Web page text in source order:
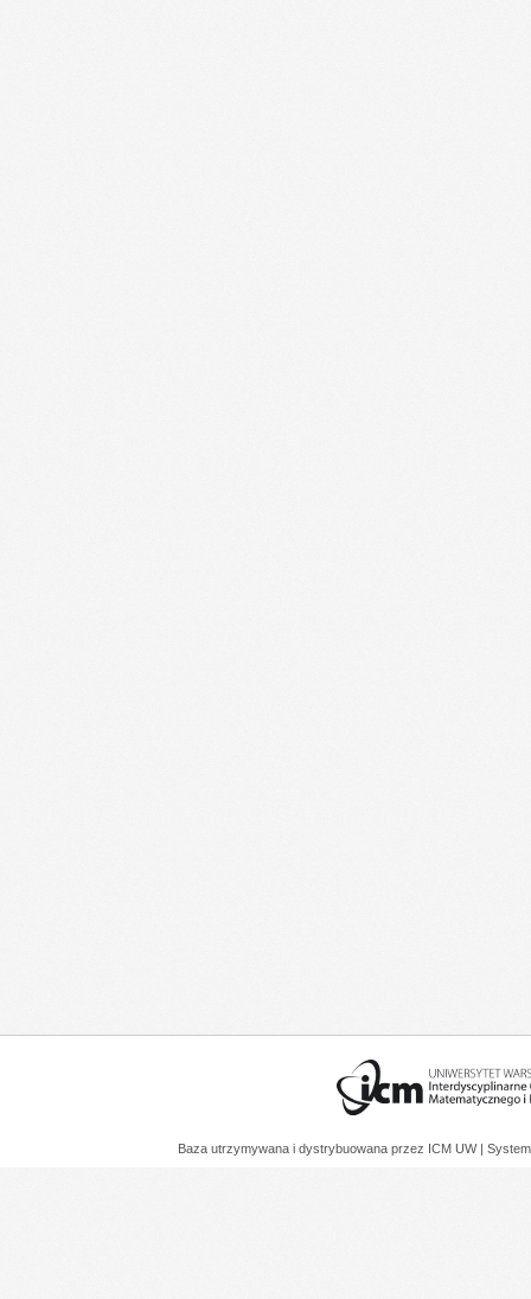
Baza utrzymywana i dystrybuowana przez ICM UW |